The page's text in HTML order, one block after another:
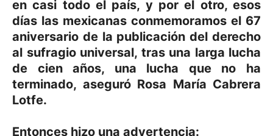
en casi todo el país, y por el otro, esos
días las mexicanas conmemoramos el 67
aniversario de la publicación del derecho
al sufragio universal, tras una larga lucha
de cien años, una lucha que no ha
terminado, aseguró Rosa María Cabrera
Lotfe.
Entonces hizo una advertencia: